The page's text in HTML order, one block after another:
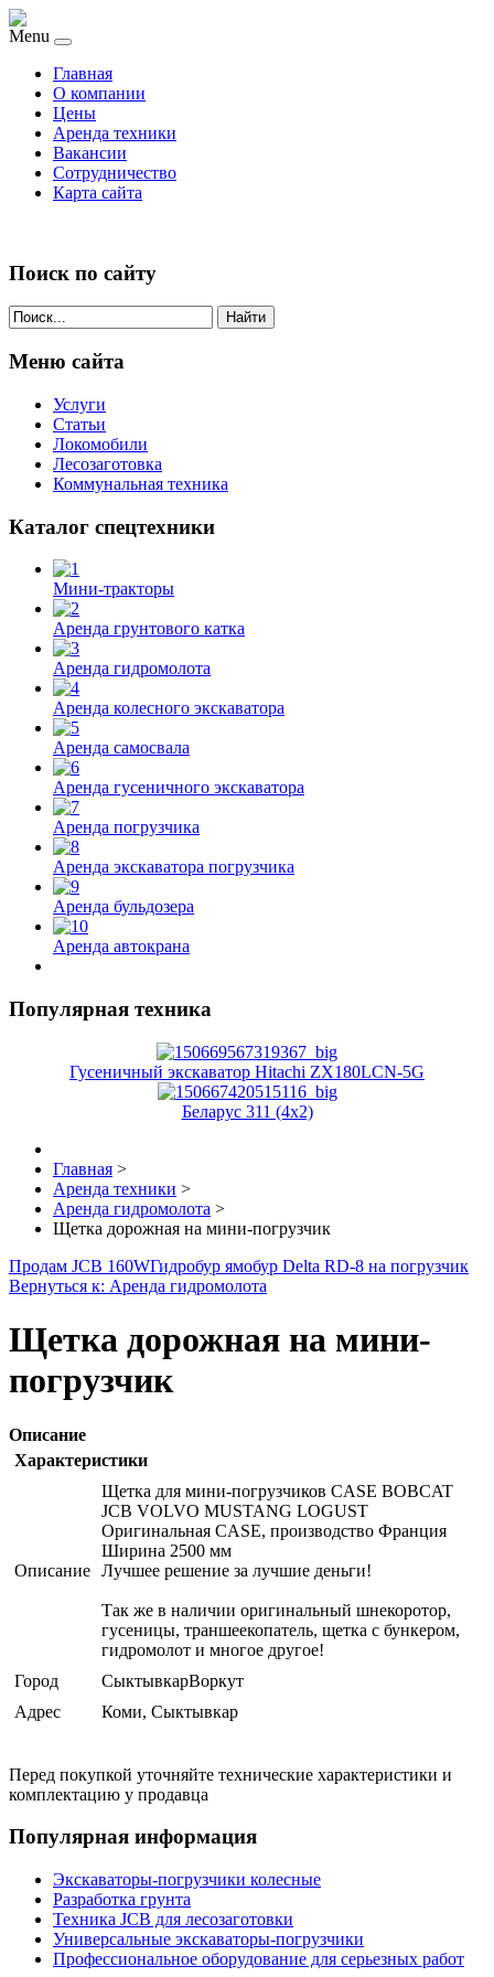
Menu
Главная
О компании
Цены
Аренда техники
Вакансии
Сотрудничество
Карта сайта
Поиск по сайту
Найти
Меню сайта
Услуги
Статьи
Локомобили
Лесозаготовка
Коммунальная техника
Каталог спецтехники
Мини-тракторы
Аренда грунтового катка
Аренда гидромолота
Аренда колесного экскаватора
Аренда самосвала
Аренда гусеничного экскаватора
Аренда погрузчика
Аренда экскаватора погрузчика
Аренда бульдозера
Аренда автокрана
Популярная техника
Гусеничный экскаватор Hitachi ZX180LCN-5G
Беларус 311 (4x2)
Главная >
Аренда техники >
Аренда гидромолота >
Щетка дорожная на мини-погрузчик
Продам JCB 160WГидробур ямобур Delta RD-8 на погрузчик
Вернуться к: Аренда гидромолота
Щетка дорожная на мини-
погрузчик
Описание
Характеристики
Описание
Щетка для мини-погрузчиков CASE BOBCAT
JCB VOLVO MUSTANG LOGUST
Оригинальная CASE, производство Франция
Ширина 2500 мм
Лучшее решение за лучшие деньги!
Так же в наличии оригинальный шнекоротор,
гусеницы, траншеекопатель, щетка с бункером,
гидромолот и многое другое!
Город
СыктывкарВоркут
Адрес
Коми, Сыктывкар
Перед покупкой уточняйте технические характеристики и
комплектацию у продавца
Популярная информация
Экскаваторы-погрузчики колесные
Разработка грунта
Техника JCB для лесозаготовки
Универсальные экскаваторы-погрузчики
Профессиональное оборудование для серьезных работ